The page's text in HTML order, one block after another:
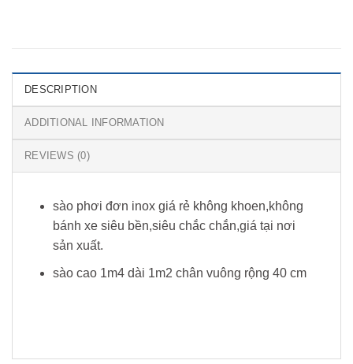
DESCRIPTION
ADDITIONAL INFORMATION
REVIEWS (0)
sào phơi đơn inox giá rẻ không khoen,không
bánh xe siêu bền,siêu chắc chắn,giá tại nơi
sản xuất.
sào cao 1m4 dài 1m2 chân vuông rộng 40 cm